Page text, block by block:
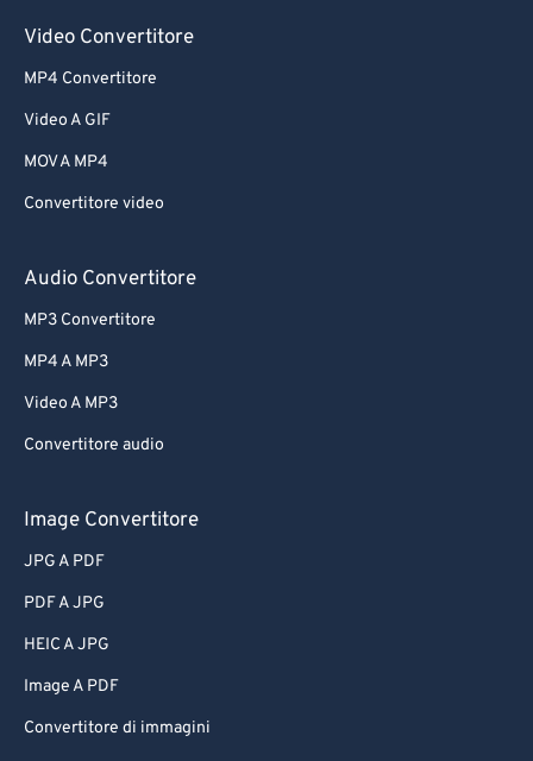
Video Convertitore
MP4 Convertitore
Video A GIF
MOV A MP4
Convertitore video
Audio Convertitore
MP3 Convertitore
MP4 A MP3
Video A MP3
Convertitore audio
Image Convertitore
JPG A PDF
PDF A JPG
HEIC A JPG
Image A PDF
Convertitore di immagini